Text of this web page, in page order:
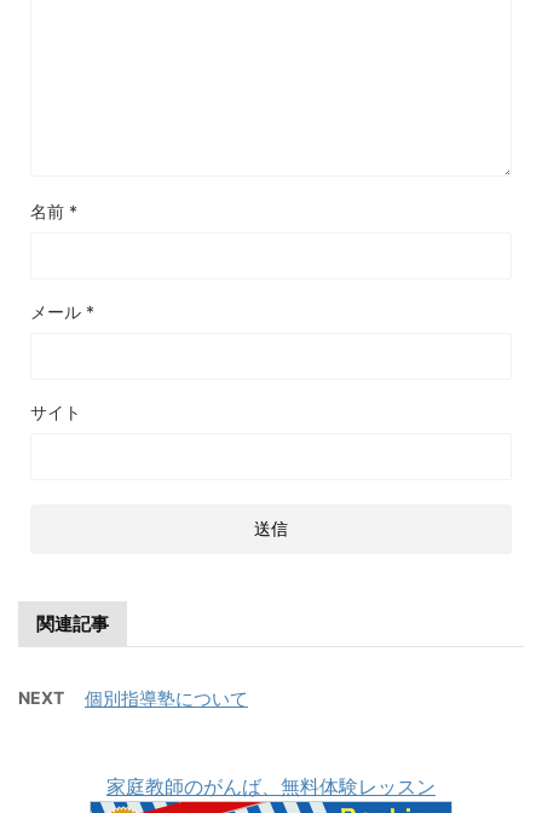
名前 *
メール *
サイト
関連記事
NEXT 個別指導塾について
家庭教師のがんば、無料体験レッスン